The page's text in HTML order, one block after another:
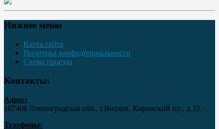
Нижнее меню
Карта сайта
Политика конфиденциальности
Схема проезда
Контакты:
Адрес:
187406 Ленинградская обл., г.Волхов, Кировский пр., д.32.
Телефоны: